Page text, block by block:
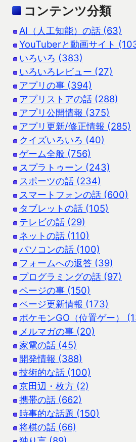
コンテンツ分類
AI（人工知能）の話 (63)
YouTuberと動画サイト
いろいろ (383)
いろいろレビュー (27)
アプリの事 (394)
アプリストアの話 (288)
アプリ公開情報 (375)
アプリ更新/修正情報 (285)
クイズいろいろ (40)
ゲーム全般 (756)
スプラトゥーン (243)
スポーツの話 (234)
スマートフォンの話 (600)
タブレットの話 (105)
テレビの話 (29)
ネットの話 (110)
パソコンの話 (100)
フォームへの返答 (39)
プログラミングの話 (97)
ページの事 (150)
ページ更新情報 (173)
ポケモンGO（位置ゲー）
メルマガの事 (20)
家電の話 (45)
開発情報 (388)
技術的な話 (100)
京田辺・枚方 (2)
携帯の話 (662)
時事的な話題 (150)
将棋の話 (66)